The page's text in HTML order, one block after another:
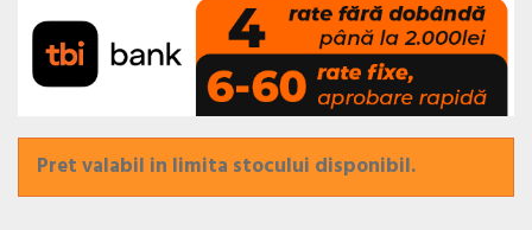
Pret valabil in limita stocului disponibil.